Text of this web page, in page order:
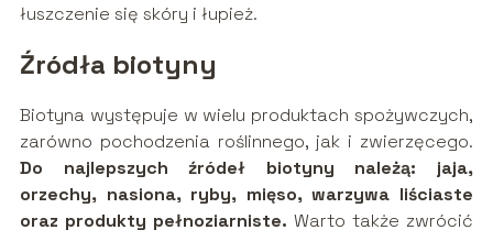
łuszczenie się skóry i łupież.
Źródła biotyny
Biotyna występuje w wielu produktach spożywczych,
zarówno pochodzenia roślinnego, jak i zwierzęcego.
Do najlepszych źródeł biotyny należą: jaja,
orzechy, nasiona, ryby, mięso, warzywa liściaste
oraz produkty pełnoziarniste. Warto także zwrócić